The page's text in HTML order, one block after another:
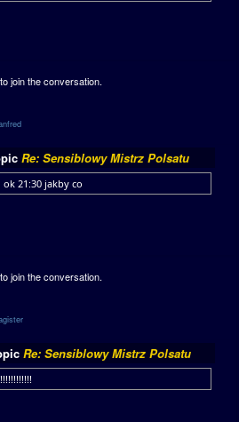
to join the conversation.
Re: Sensiblowy Mistrz Polsatu
21:30 jakby co
to join the conversation.
Re: Sensiblowy Mistrz Polsatu